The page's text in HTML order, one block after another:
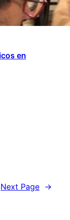
en
Next Page →